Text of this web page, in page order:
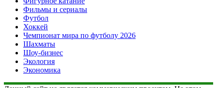
Фильмы и сериалы
Футбол
Хоккей
Чемпионат мира по футболу 2026
Шахматы
Шоу-бизнес
Экология
Экономика